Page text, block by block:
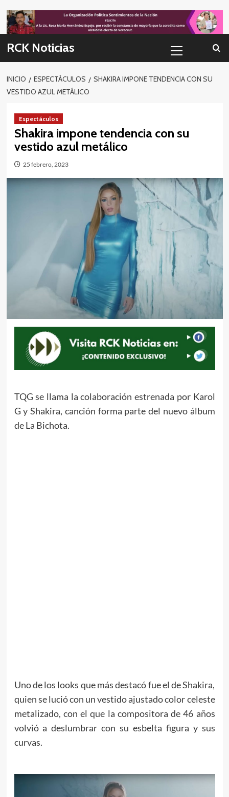
to
content
RCK Noticias
primario
INICIO ESPECTÁCULOS
SHAKIRA IMPONE TENDENCIA CON SU
VESTIDO AZUL METÁLICO
Espectáculos
Shakira impone tendencia con su
vestido azul metálico
25 febrero, 2023
TQG se llama la colaboración estrenada por Karol
G y Shakira, canción forma parte del nuevo álbum
de La Bichota.
Uno de los looks que más destacó fue el de Shakira,
quien se lució con un vestido ajustado color celeste
metalizado, con el que la compositora de 46 años
volvió a deslumbrar con su esbelta figura y sus
curvas.